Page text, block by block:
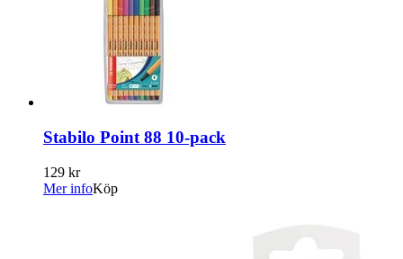
Stabilo Point 88 10-pack
129 kr
Mer infoKöp